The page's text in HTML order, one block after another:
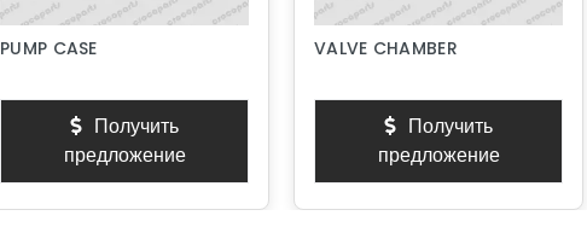
PUMP CASE
Получить
предложение
VALVE CHAMBER
Получить
предложение